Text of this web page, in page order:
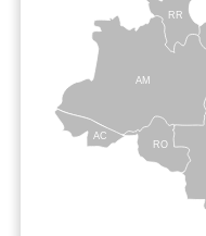
RR
AM
AC
RO